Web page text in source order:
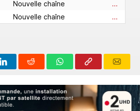
Nouvelle chaîne
...
Nouvelle chaîne ...